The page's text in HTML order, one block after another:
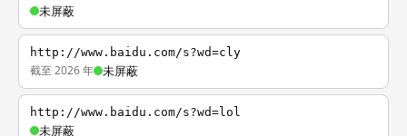
未屏蔽
http://www.baidu.com/s?wd=cly
截至 2026 年 未屏蔽
http://www.baidu.com/s?wd=lol
未屏蔽